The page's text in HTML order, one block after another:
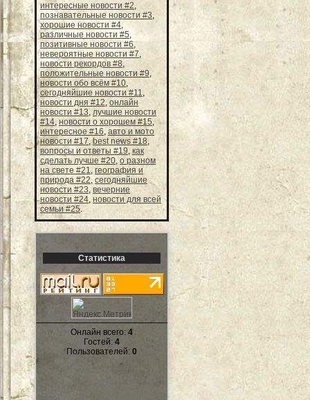
интересные новости #2,
познавательные новости #3,
хорошие новости #4,
различные новости #5,
позитивные новости #6,
невероятные новости #7,
новости рекордов #8,
положительные новости #9,
новости обо всём #10,
сегодняйшие новости #11,
новости дня #12, онлайн
новости #13, лучшие новости
#14, новости о хорошем #15,
интересное #16, авто и мото
новости #17,best news #18,
вопросы и ответы #19, как
сделать лучше #20, о разном
на свете #21, география и
природа #22,сегодняйшие
новости #23,вечерние
новости #24, новости для всей
семьи #25.
Статистика
Онлайн всего: 4
Гостей: 4
Пользователей: 0